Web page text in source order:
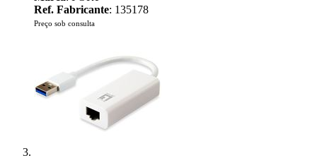
Ref. Fabricante: 135178
Preço sob consulta